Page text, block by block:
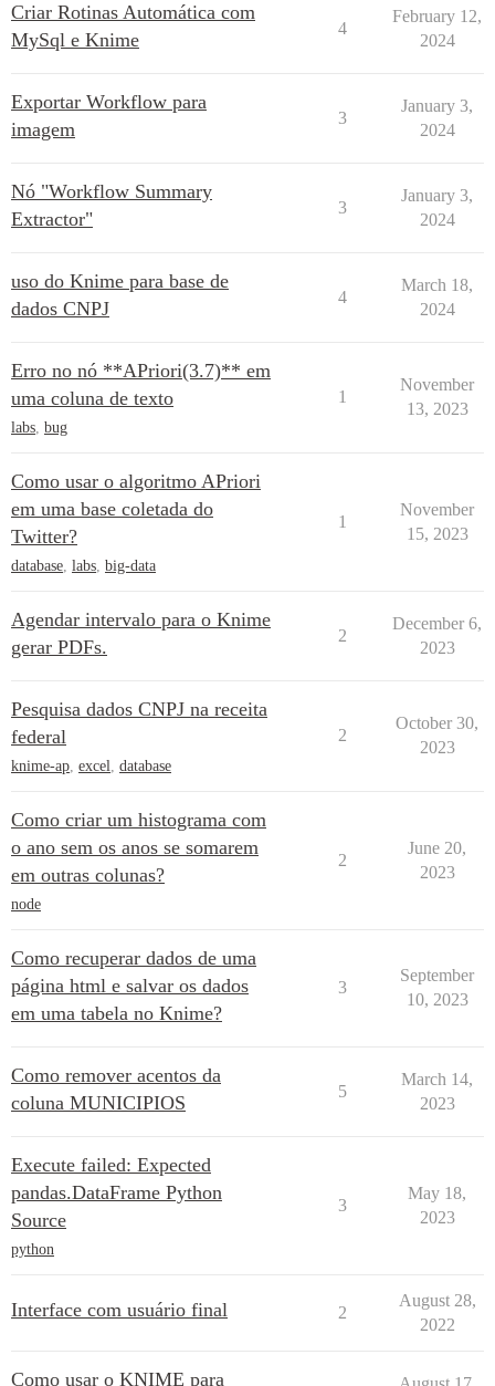
Criar Rotinas Automática com
MySql e Knime
4
February 12,
2024
Exportar Workflow para
imagem
3
January 3,
2024
Nó "Workflow Summary
Extractor"
3
January 3,
2024
uso do Knime para base de
dados CNPJ
4
March 18,
2024
Erro no nó **APriori(3.7)** em
uma coluna de texto
labs, bug
1
November
13, 2023
Como usar o algoritmo APriori
em uma base coletada do
Twitter?
database, labs, big-data
1
November
15, 2023
Agendar intervalo para o Knime
gerar PDFs.
2
December 6,
2023
Pesquisa dados CNPJ na receita
federal
knime-ap, excel, database
2
October 30,
2023
Como criar um histograma com
o ano sem os anos se somarem
em outras colunas?
node
2
June 20,
2023
Como recuperar dados de uma
página html e salvar os dados
em uma tabela no Knime?
3
September
10, 2023
Como remover acentos da
coluna MUNICIPIOS
5
March 14,
2023
Execute failed: Expected
pandas.DataFrame Python
Source
python
3
May 18,
2023
Interface com usuário final 2
August 28,
2022
Como usar o KNIME para